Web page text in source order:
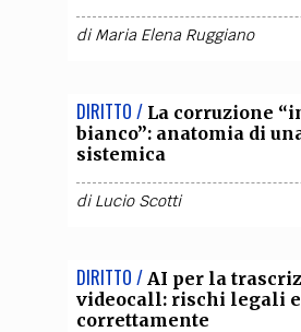
diMaria Elena Ruggiano
DIRITTO / La corruzione
bianco”: anatomia di
sistemica
diLucio Scotti
DIRITTO / AI per la
videocall: rischi legali
correttamente